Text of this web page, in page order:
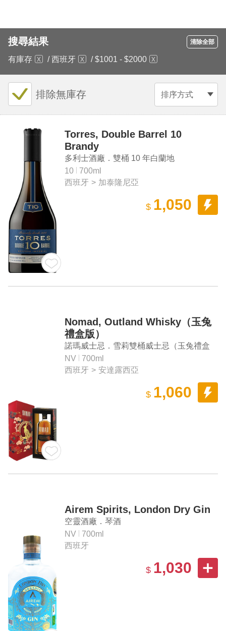
搜尋結果 清除全部
有庫存 / 西班牙 / $1001 - $2000
排序方式
排除無庫存
Torres, Double Barrel 10
Brandy
多利士酒廠．雙桶 10 年白蘭地
10
700ml
西班牙 > 加泰隆尼亞
$ 1,050
Nomad, Outland Whisky（玉兔
禮盒版）
諾瑪威士忌．雪莉雙桶威士忌（玉兔禮盒
版）
NV
700ml
西班牙 > 安達露西亞
$ 1,060
Airem Spirits, London Dry Gin
空靈酒廠．琴酒
NV
700ml
西班牙
$ 1,030